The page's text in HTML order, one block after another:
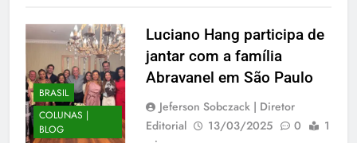
BRASIL
COLUNAS |
BLOG
Luciano Hang participa de
jantar com a família
Abravanel em São Paulo
Jeferson Sobczack | Diretor
Editorial
13/03/2025 0
1